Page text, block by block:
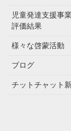
児童発達支援事
評価結果
様々な啓蒙活動
ブログ
チットチャット